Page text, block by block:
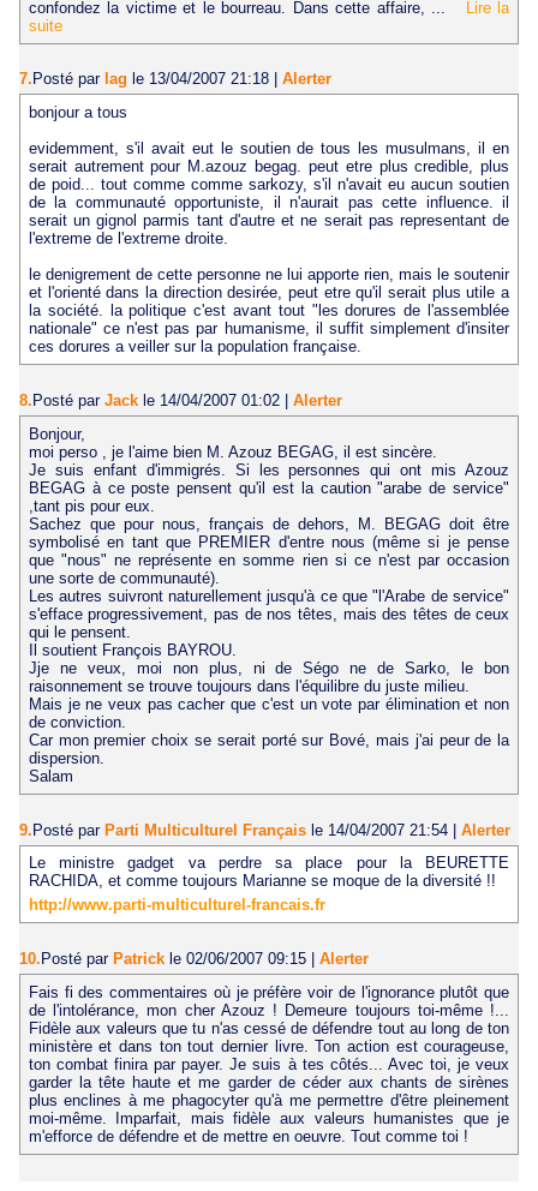
confondez la victime et le bourreau. Dans cette affaire, ...
Lire la
suite
7. Posté par lag le 13/04/2007 21:18
Alerter
bonjour a tous
evidemment, s'il avait eut le soutien de tous les musulmans, il en
serait autrement pour M.azouz begag. peut etre plus credible, plus
de poid... tout comme comme sarkozy, s'il n'avait eu aucun soutien
de la communauté opportuniste, il n'aurait pas cette influence. il
serait un gignol parmis tant d'autre et ne serait pas representant de
l'extreme de l'extreme droite.
le denigrement de cette personne ne lui apporte rien, mais le soutenir
et l'orienté dans la direction desirée, peut etre qu'il serait plus utile a
la société. la politique c'est avant tout "les dorures de l'assemblée
nationale" ce n'est pas par humanisme, il suffit simplement d'insiter
ces dorures a veiller sur la population française.
8. Posté par Jack le 14/04/2007 01:02
Alerter
Bonjour,
moi perso , je l'aime bien M. Azouz BEGAG, il est sincère.
Je suis enfant d'immigrés. Si les personnes qui ont mis Azouz
BEGAG à ce poste pensent qu'il est la caution "arabe de service"
,tant pis pour eux.
Sachez que pour nous, français de dehors, M. BEGAG doit être
symbolisé en tant que PREMIER d'entre nous (même si je pense
que "nous" ne représente en somme rien si ce n'est par occasion
une sorte de communauté).
Les autres suivront naturellement jusqu'à ce que "l'Arabe de service"
s'efface progressivement, pas de nos têtes, mais des têtes de ceux
qui le pensent.
Il soutient François BAYROU.
Jje ne veux, moi non plus, ni de Ségo ne de Sarko, le bon
raisonnement se trouve toujours dans l'équilibre du juste milieu.
Mais je ne veux pas cacher que c'est un vote par élimination et non
de conviction.
Car mon premier choix se serait porté sur Bové, mais j'ai peur de la
dispersion.
Salam
9.Posté par Parti Multiculturel Français le 14/04/2007 21:54 | Alerter
Le ministre gadget va perdre sa place pour la BEURETTE
RACHIDA, et comme toujours Marianne se moque de la diversité !!
http://www.parti-multiculturel-francais.fr
10. Posté par Patrick le 02/06/2007 09:15
Alerter
Fais fi des commentaires où je préfère voir de l'ignorance plutôt que
de l'intolérance, mon cher Azouz ! Demeure toujours toi-même !...
Fidèle aux valeurs que tu n'as cessé de défendre tout au long de ton
ministère et dans ton tout dernier livre. Ton action est courageuse,
ton combat finira par payer. Je suis à tes côtés... Avec toi, je veux
garder la tête haute et me garder de céder aux chants de sirènes
plus enclines à me phagocyter qu'à me permettre d'être pleinement
moi-même. Imparfait, mais fidèle aux valeurs humanistes que je
m'efforce de défendre et de mettre en oeuvre. Tout comme toi !